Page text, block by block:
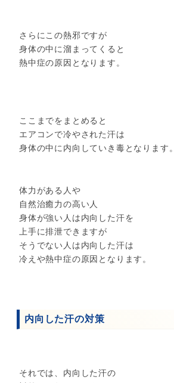
さらにこの熱邪ですが
身体の中に溜まってくると
熱中症の原因となります。
ここまでをまとめると
エアコンで冷やされた汗は
身体の中に内向していき毒となります。
体力がある人や
自然治癒力の高い人
身体が強い人は内向した汗を
上手に排泄できますが
そうでない人は内向した汗は
冷えや熱中症の原因となります。
内向した汗の対策
それでは、内向した汗の